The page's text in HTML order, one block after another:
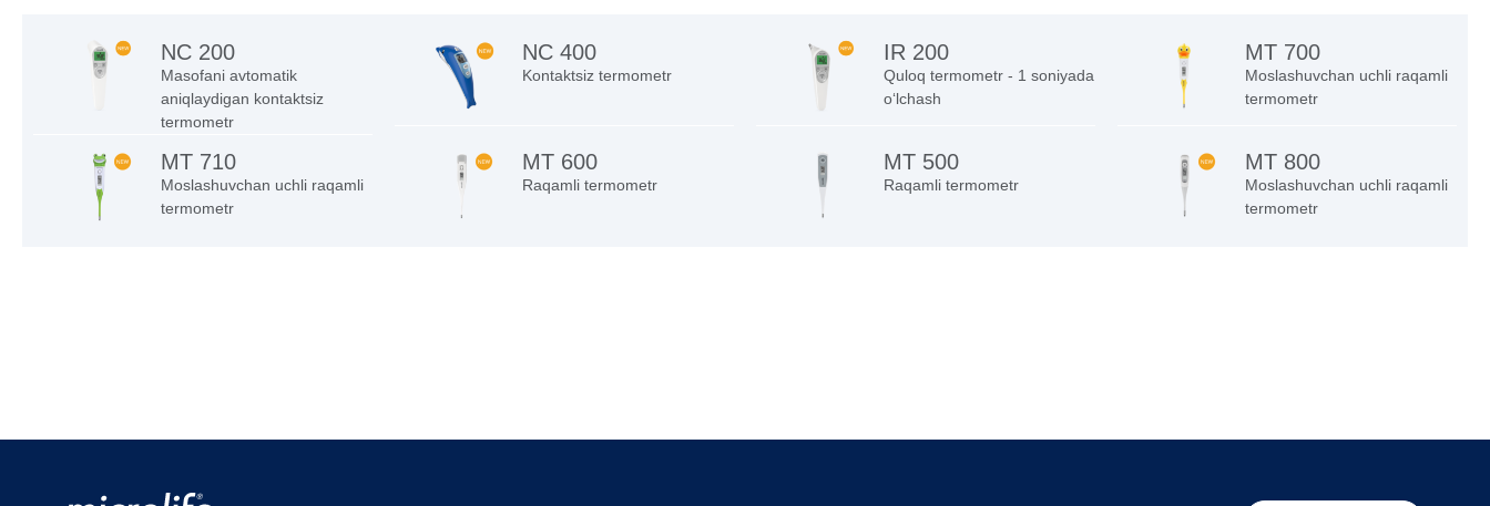
NC 200
Masofani avtomatik
aniqlaydigan kontaktsiz
termometr
NC 400
Kontaktsiz termometr
IR 200
Quloq termometr - 1 soniyada
o‘lchash
MT 700
Moslashuvchan uchli raqamli
termometr
MT 710
Moslashuvchan uchli raqamli
termometr
MT 600
Raqamli termometr
МТ 500
Raqamli termometr
MT 800
Moslashuvchan uchli raqamli
termometr